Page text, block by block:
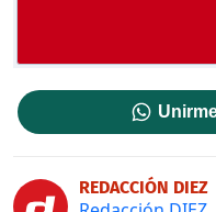
REDACCIÓN DIEZ